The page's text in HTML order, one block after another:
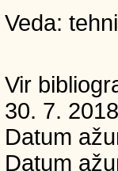
Veda:
Vir
30. 7. 2018
Datum
Datum